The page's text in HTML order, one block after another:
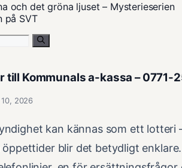
och det gröna ljuset – Mysterieserien
på SVT
till Kommunals a-kassa – 0771-
10, 2026
kan kännas som ett lotteri
blir det betydligt